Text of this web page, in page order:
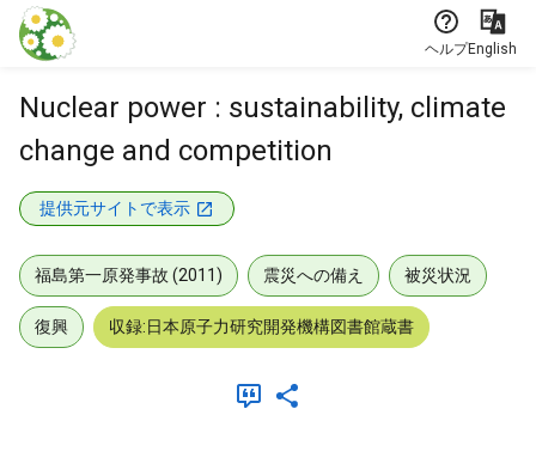
本文に飛ぶ
ヘルプEnglish
Nuclear power : sustainability, climate
change and competition
提供元サイトで表示
福島第一原発事故 (2011) 震災への備え 被災状況
復興 収録:日本原子力研究開発機構図書館蔵書